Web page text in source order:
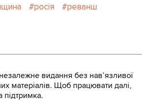
росія
реванш
видання без навʼязливої
матеріалів. Щоб працювати далі,
підтримка.